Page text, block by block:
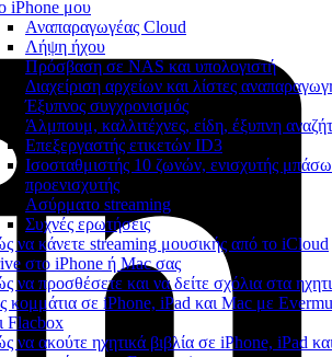
iPhone μου
Αναπαραγωγέας Cloud
Λήψη ήχου
Πρόσβαση σε NAS και υπολογιστή
Διαχείριση αρχείων και λίστες
Έξυπνος συγχρονισμός
Άλμπουμ, καλλιτέχνες, είδη, έξυπνη
Επεξεργαστής ετικετών ID3
Ισοσταθμιστής 10 ζωνών, ενισχυτής
προενισχυτής
Ασύρματο streaming
Συχνές ερωτήσεις
να κάνετε streaming μουσικής από το iCloud
στο iPhone ή Mac σας
να προσθέσετε και να δείτε σχόλια στα
κομμάτια σε iPhone, iPad και Mac με
Flacbox
να ακούτε ηχητικά βιβλία σε iPhone, iPad